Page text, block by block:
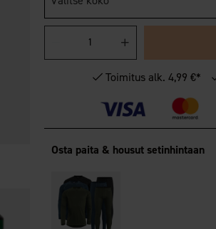
Toimitus alk. 4,99 €*
Osta paita & housut setinhintaan